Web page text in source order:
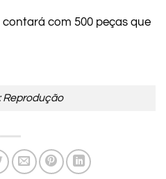
com 500 peças que
Reprodução